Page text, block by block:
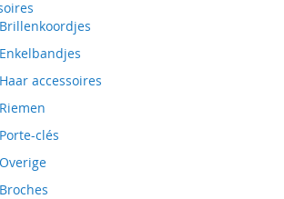
Brillenkoordjes
Enkelbandjes
Haar accessoires
Riemen
Porte-clés
Overige
Broches